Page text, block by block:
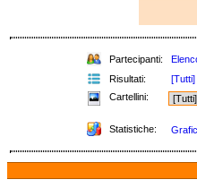
Partecipanti:
Risultati:
[Tutti]
Cartellini:
Statistiche: